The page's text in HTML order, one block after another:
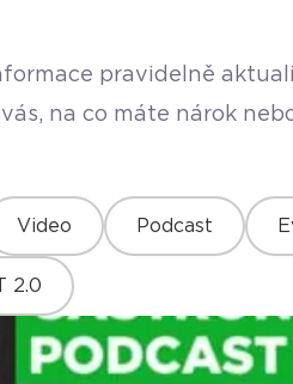
pravidelně
na co máte nárok
Video Podcast
2.0